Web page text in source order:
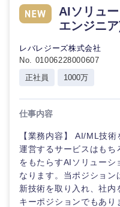
専門職
術
職
（IT）、
Web
ビ
制
作、
ゲ
ー
ム
技術職（モノづくり
不動産専門職
事務職
その他
WEBサービス
コンサル・シンク
広告・宣伝・印刷
マスメディア
フルリモート
完全週休2日制
AIソリュ
エンジニ
レバレジーズ株式会社
No. 01006228000607
正社員
1000万
仕事内容
【業務内容】 AI/ML技
運営するサービスはもち
をもたらすAIソリューシ
なります。当ポジショ
新技術を取り入れ、社内
キーポジションでもあり